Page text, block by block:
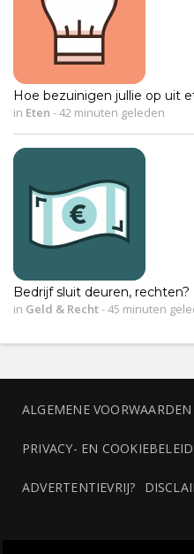
Hoe bezuinigen jullie op uit
in Eten -42 minuten geleden
Bedrijf sluit deuren, rechten?
in Geld & Recht-45 minuten
ALGEMENE VOORWAARDEN
PRIVACY- EN COOKIEBELEID
ADVERTENTIEVRIJ?